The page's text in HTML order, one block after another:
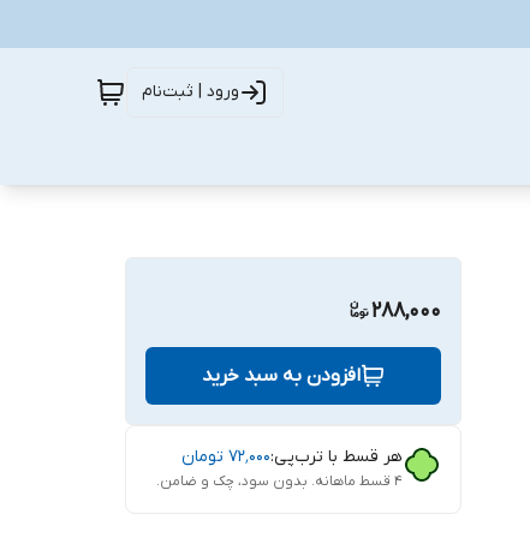
ورود | ثبت‌نام
288,000
افزودن به سبد خرید
هر قسط با ترب‌پی:۷۲٬۰۰۰ تومان
۴ قسط ماهانه. بدون سود، چک و ضامن.